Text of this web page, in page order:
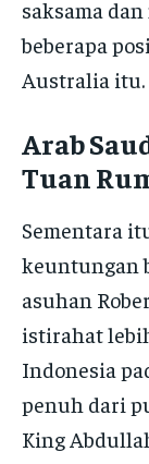
saksama
beberapa
Australia itu.
Arab
Tuan
Sementara
keuntungan
asuhan
istirahat
Indonesia
penuh dari
King